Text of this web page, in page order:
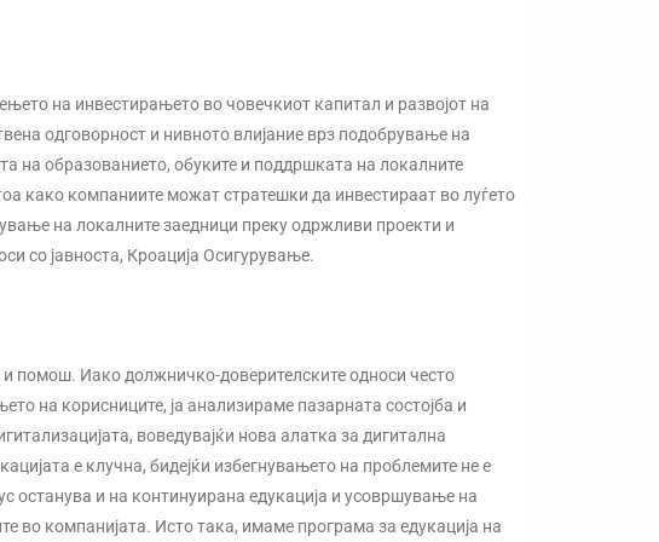
на инвестирањето во човечкиот капитал и развојот на
одговорност и нивното влијание врз подобрување на
на образованието, обуките и поддршката на локалните
како компаниите можат стратешки да инвестираат во луѓето
на локалните заедници преку одржливи проекти и
со јавноста, Кроација Осигурување.
и помош. Иако должничко-доверителските односи често
на корисниците, ја анализираме пазарната состојба и
воведувајќи нова алатка за дигитална
е клучна, бидејќи избегнувањето на проблемите не е
останува и на континуирана едукација и усовршување на
во компанијата. Исто така, имаме програма за едукација на